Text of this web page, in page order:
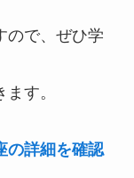
ので、ぜひ学
す。
の詳細を確認